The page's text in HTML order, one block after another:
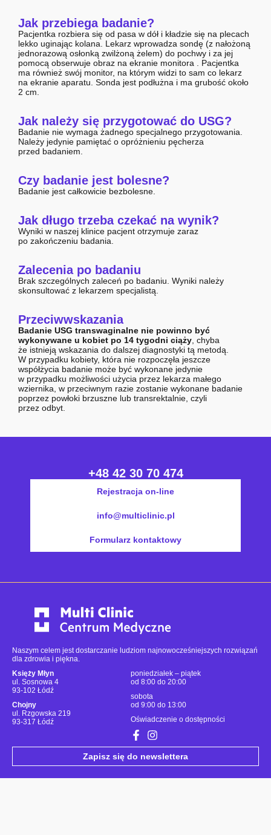
Jak przebiega badanie?
Pacjentka rozbiera się od pasa w dół i kładzie się na plecach
lekko uginając kolana. Lekarz wprowadza sondę (z nałożoną
jednorazową osłonką zwilżoną żelem) do pochwy i za jej
pomocą obserwuje obraz na ekranie monitora . Pacjentka
ma również swój monitor, na którym widzi to sam co lekarz
na ekranie aparatu. Sonda jest podłużna i ma grubość około
2 cm.
Jak należy się przygotować do USG?
Badanie nie wymaga żadnego specjalnego przygotowania.
Należy jedynie pamiętać o opróżnieniu pęcherza
przed badaniem.
Czy badanie jest bolesne?
Badanie jest całkowicie bezbolesne.
Jak długo trzeba czekać na wynik?
Wyniki w naszej klinice pacjent otrzymuje zaraz
po zakończeniu badania.
Zalecenia po badaniu
Brak szczególnych zaleceń po badaniu. Wyniki należy
skonsultować z lekarzem specjalistą.
Przeciwwskazania
Badanie USG transwaginalne nie powinno być
wykonywane u kobiet po 14 tygodni ciąży, chyba
że istnieją wskazania do dalszej diagnostyki tą metodą.
W przypadku kobiety, która nie rozpoczęła jeszcze
współżycia badanie może być wykonane jedynie
w przypadku możliwości użycia przez lekarza małego
wziernika, w przeciwnym razie zostanie wykonane badanie
poprzez powłoki brzuszne lub transrektalnie, czyli
przez odbyt.
+48 42 30 70 474
Rejestracja on-line
info@multiclinic.pl
Formularz kontaktowy
Naszym celem jest dostarczanie ludziom najnowocześniejszych rozwiązań
dla zdrowia i piękna.
Księży Młyn
ul. Sosnowa 4
93-102 Łódź
Chojny
ul. Rzgowska 219
93-317 Łódź
poniedziałek – piątek
od 8:00 do 20:00
sobota
od 9:00 do 13:00
Oświadczenie o dostępności
Zapisz się do newslettera